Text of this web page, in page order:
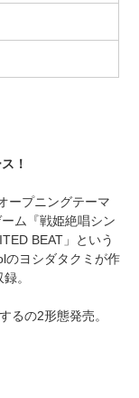
！
ープニングテーマ
ム『戦姫絶唱シン
BEAT」という
のヨシダタクミが作
。
るの2形態発売。